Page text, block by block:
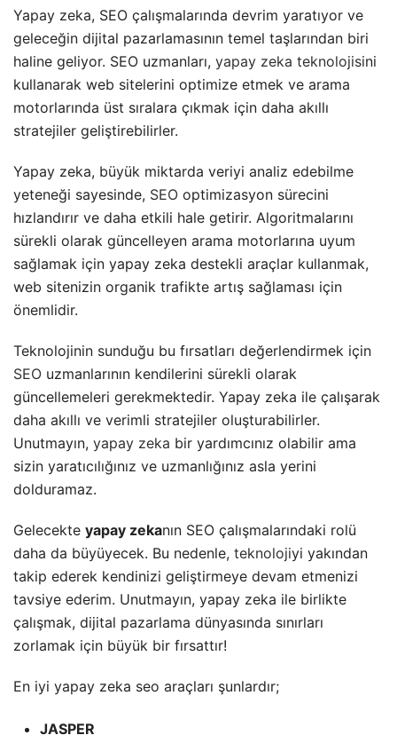
Yapay zeka, SEO çalışmalarında devrim yaratıyor ve
geleceğin dijital pazarlamasının temel taşlarından biri
haline geliyor. SEO uzmanları, yapay zeka teknolojisini
kullanarak web sitelerini optimize etmek ve arama
motorlarında üst sıralara çıkmak için daha akıllı
stratejiler geliştirebilirler.
Yapay zeka, büyük miktarda veriyi analiz edebilme
yeteneği sayesinde, SEO optimizasyon sürecini
hızlandırır ve daha etkili hale getirir. Algoritmalarını
sürekli olarak güncelleyen arama motorlarına uyum
sağlamak için yapay zeka destekli araçlar kullanmak,
web sitenizin organik trafikte artış sağlaması için
önemlidir.
Teknolojinin sunduğu bu fırsatları değerlendirmek için
SEO uzmanlarının kendilerini sürekli olarak
güncellemeleri gerekmektedir. Yapay zeka ile çalışarak
daha akıllı ve verimli stratejiler oluşturabilirler.
Unutmayın, yapay zeka bir yardımcınız olabilir ama
sizin yaratıcılığınız ve uzmanlığınız asla yerini
dolduramaz.
Gelecekte yapay zekanın SEO çalışmalarındaki rolü
daha da büyüyecek. Bu nedenle, teknolojiyi yakından
takip ederek kendinizi geliştirmeye devam etmenizi
tavsiye ederim. Unutmayın, yapay zeka ile birlikte
çalışmak, dijital pazarlama dünyasında sınırları
zorlamak için büyük bir fırsattır!
En iyi yapay zeka seo araçları şunlardır;
JASPER